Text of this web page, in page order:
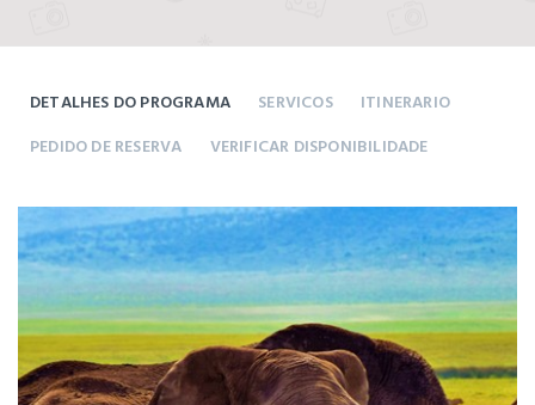
DETALHES DO PROGRAMA SERVICOS
ITINERARIO
PEDIDO DE RESERVA
VERIFICAR DISPONIBILIDADE